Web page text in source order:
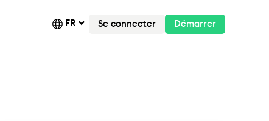
FR Se connecter Démarrer